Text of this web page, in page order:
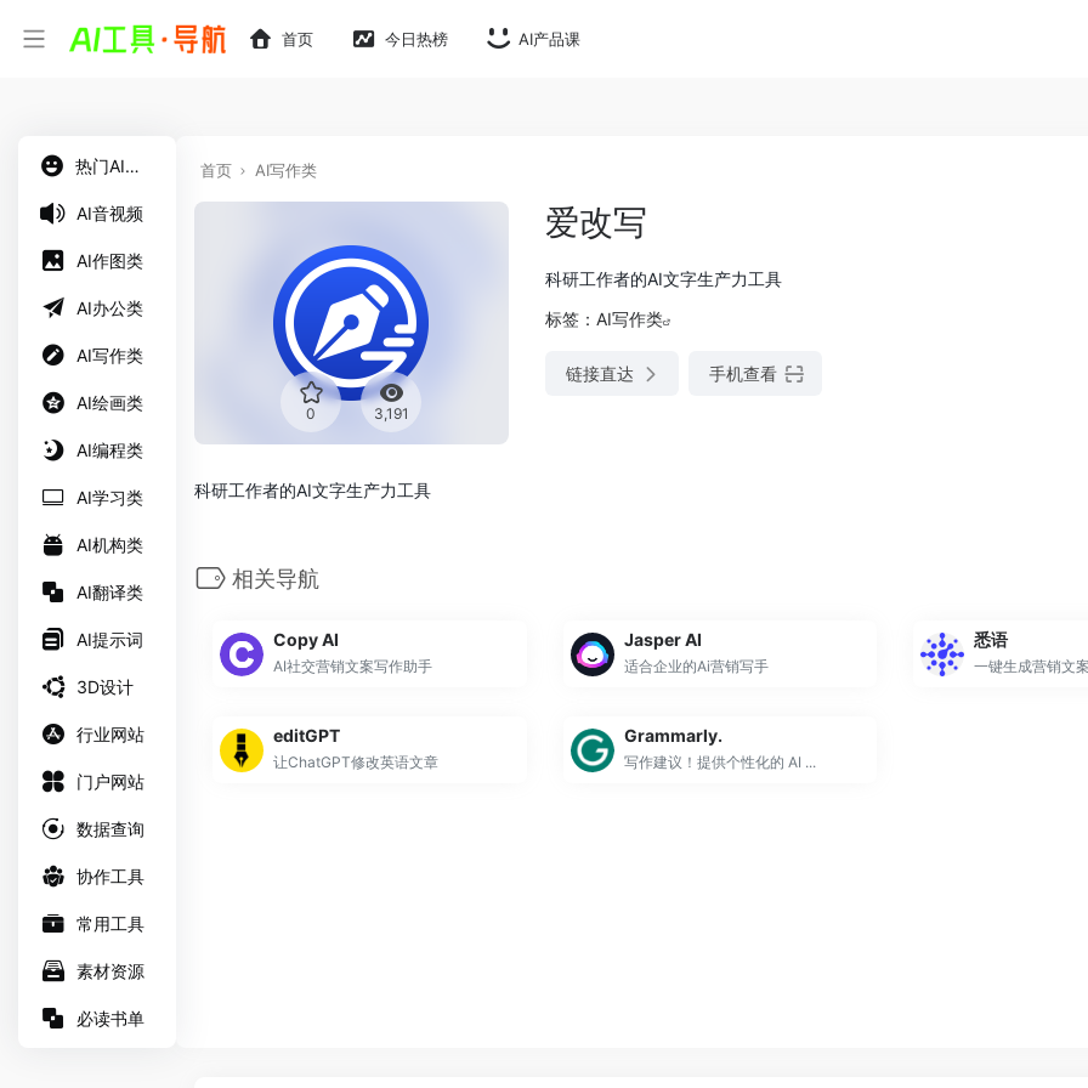
首页 今日热榜 AI产品课
热门AI工具
AI音视频
AI作图类
AI办公类
AI写作类
AI绘画类
AI编程类
AI学习类
AI机构类
AI翻译类
AI提示词
3D设计
行业网站
门户网站
数据查询
协作工具
常用工具
素材资源
必读书单
首页 AI写作类
0 3,191
爱改写
科研工作者的AI文字生产力工具
标签： AI写作类
链接直达 手机查看
科研工作者的AI文字生产力工具
相关导航
Copy AI
AI社交营销文案写作助手
Jasper AI
适合企业的Ai营销写手
悉语
一键生成营销文
editGPT
让ChatGPT修改英语文章
Grammarly.
写作建议！提供个性化的 AI ...